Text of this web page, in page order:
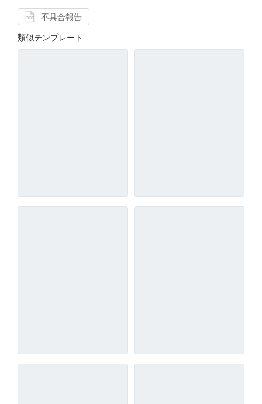
不具合報告
類似テンプレート